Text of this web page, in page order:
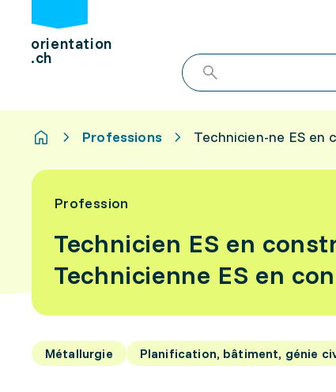
orientation
.ch
Professions Technicien-ne ES
Profession
Technicien ES en
Technicienne ES en
Métallurgie Planification, bâtiment, génie